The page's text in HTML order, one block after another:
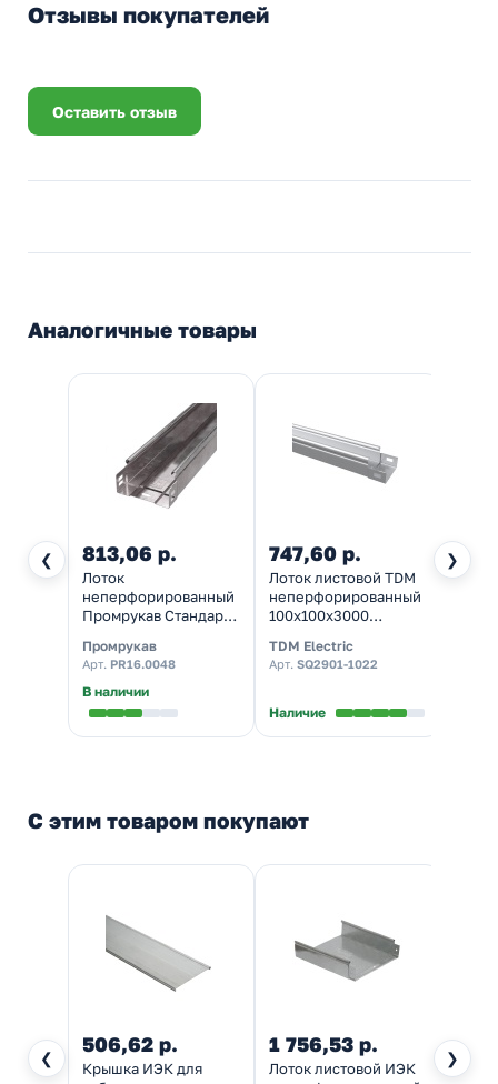
Отзывы покупателей
Оставить отзыв
Аналогичные товары
❮ ❯
813,06 р.
Лоток
неперфорированный
Промрукав Стандарт
толщина металла
0,7мм [6 м/уп]
Промрукав
Арт. PR16.0048
В наличии
747,60 р.
Лоток листовой TDM
неперфорированный
100х100х3000
TDM Electric
Арт. SQ2901-1022
Наличие
С этим товаром покупают
❮ ❯
506,62 р.
Крышка ИЭК для
1 756,53 р.
Лоток листовой ИЭК
3